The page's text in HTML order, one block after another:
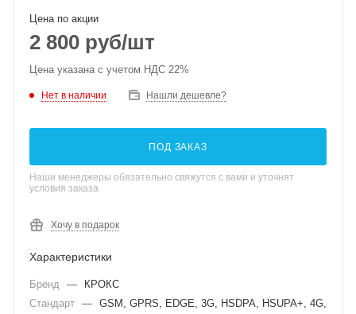
Цена по акции
2 800 руб/шт
Цена указана с учетом НДС 22%
Нет в наличии Нашли дешевле?
ПОД ЗАКАЗ
Наши менеджеры обязательно свяжутся с вами и уточнят
условия заказа
Хочу в подарок
Характеристики
Бренд —
КРОКС
Стандарт — GSM, GPRS, EDGE, 3G, HSDPA, HSUPA+, 4G,